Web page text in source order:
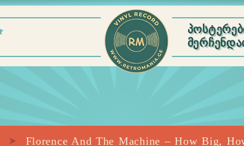
Florence And The Machine – How Big,